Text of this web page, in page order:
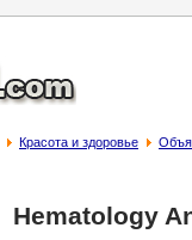
Красота и здоровье
Hematology